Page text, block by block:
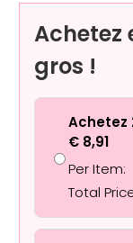
Achetez
gros !
Achetez
€ 8,91
Per Item:
Total